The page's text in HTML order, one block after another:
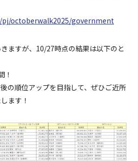
octoberwalk2025/government
ますが、10/27時点の結果は以下のと
！
の順位アップを目指して、ぜひご近所
ます！